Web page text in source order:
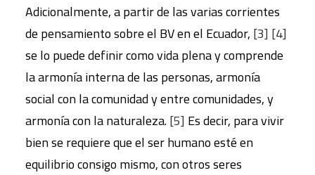
Adicionalmente, a partir de las varias corrientes
de pensamiento sobre el BV en el Ecuador, [3] [4]
se lo puede definir como vida plena y comprende
la armonía interna de las personas, armonía
social con la comunidad y entre comunidades, y
armonía con la naturaleza.[5] Es decir, para vivir
bien se requiere que el ser humano esté en
equilibrio consigo mismo, con otros seres